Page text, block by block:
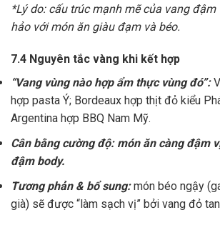
*Lý do: cấu trúc mạnh mẽ của vang đậm
hảo với món ăn giàu đạm và béo.
7.4 Nguyên tắc vàng khi kết hợp
“Vang vùng nào hợp ẩm thực vùng đó”:
hợp pasta Ý; Bordeaux hợp thịt đỏ kiểu
Argentina hợp BBQ Nam Mỹ.
Cân bằng cường độ: món ăn càng đậm
đậm body.
Tương phản & bổ sung:món béo ngậy
già) sẽ được “làm sạch vị” bởi vang đỏ